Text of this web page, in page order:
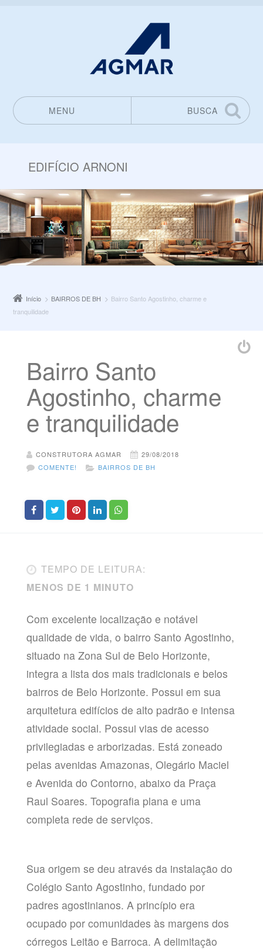
MENU
BUSCA
EDIFÍCIO ARNONI
Início BAIRROS DE BH
Bairro Santo Agostinho, charme e
tranquilidade
Bairro Santo
Agostinho, charme
e tranquilidade
CONSTRUTORA AGMAR
29/08/2018
COMENTE!
BAIRROS DE BH
TEMPO DE LEITURA:
MENOS DE 1 MINUTO
Com excelente localização e notável
qualidade de vida, o bairro Santo Agostinho,
situado na Zona Sul de Belo Horizonte,
integra a lista dos mais tradicionais e belos
bairros de Belo Horizonte. Possui em sua
arquitetura edifícios de alto padrão e intensa
atividade social. Possui vias de acesso
privilegiadas e arborizadas. Está zoneado
pelas avenidas Amazonas, Olegário Maciel
e Avenida do Contorno, abaixo da Praça
Raul Soares. Topografia plana e uma
completa rede de serviços.
Sua origem se deu através da instalação do
Colégio Santo Agostinho, fundado por
padres agostinianos. A princípio era
ocupado por comunidades às margens dos
córregos Leitão e Barroca. A delimitação